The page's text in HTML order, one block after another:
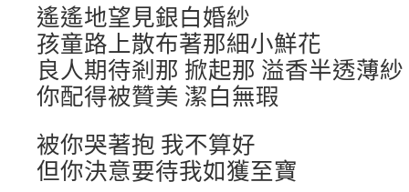
遙遙地望見銀白婚紗
孩童路上散布著那細小鮮花
良人期待剎那 掀起那 溢香半透薄紗
你配得被贊美 潔白無瑕
被你哭著抱 我不算好
但你決意要待我如獲至寶